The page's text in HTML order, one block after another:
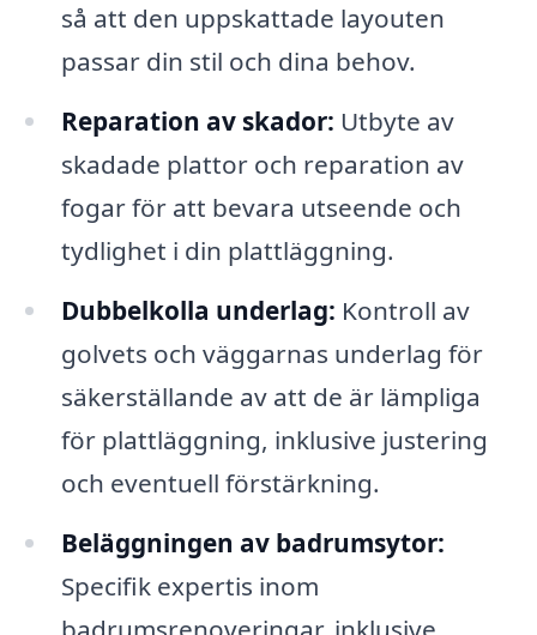
så att den uppskattade layouten
passar din stil och dina behov.
Reparation av skador: Utbyte av
skadade plattor och reparation av
fogar för att bevara utseende och
tydlighet i din plattläggning.
Dubbelkolla underlag: Kontroll av
golvets och väggarnas underlag för
säkerställande av att de är lämpliga
för plattläggning, inklusive justering
och eventuell förstärkning.
Beläggningen av badrumsytor:
Specifik expertis inom